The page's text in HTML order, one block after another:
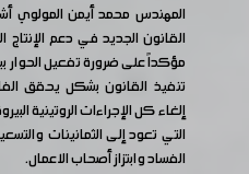
المهندس محمد أيمن المولوي
القانون الجديد في دعم الإنتاج
مؤكداً على ضرورة تفعيل الحوار
تنفيذ القانون بشكل يحقق
إلغاء كل الإجراءات الروتينية
التي تعود إلى الثمانينات
الفساد وابتزاز أصحاب الاعمال.